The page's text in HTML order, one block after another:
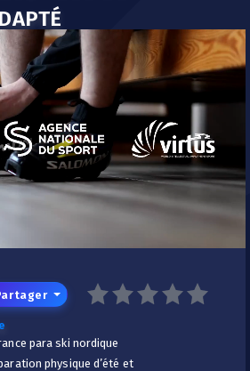
para ski nordique
physique d’été et